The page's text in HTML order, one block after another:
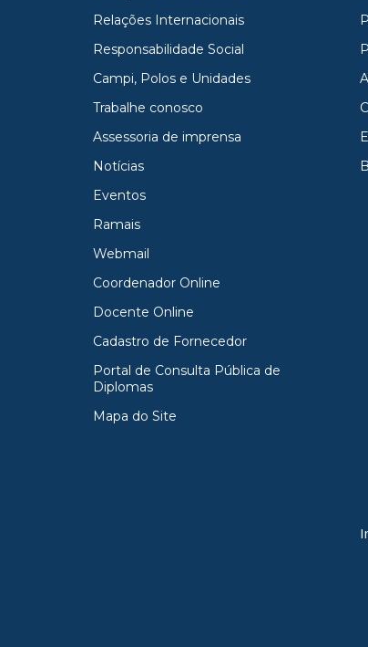
Relações Internacionais
Responsabilidade Social
Campi, Polos e Unidades
Trabalhe conosco
Assessoria de imprensa
Notícias
Eventos
Ramais
Webmail
Coordenador Online
Docente Online
Cadastro de Fornecedor
Portal de Consulta Pública de
Diplomas
Mapa do Site